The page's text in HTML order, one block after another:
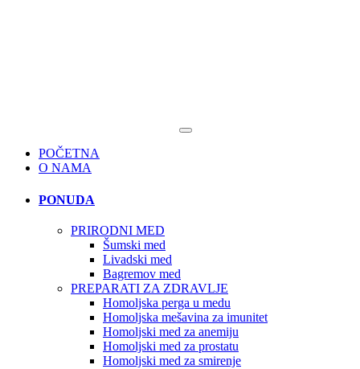
POČETNA
O NAMA
PONUDA
PRIRODNI MED
Šumski med
Livadski med
Bagremov med
PREPARATI ZA ZDRAVLJE
Homoljska perga u medu
Homoljska mešavina za imunitet
Homoljski med za anemiju
Homoljski med za prostatu
Homoljski med za smirenje